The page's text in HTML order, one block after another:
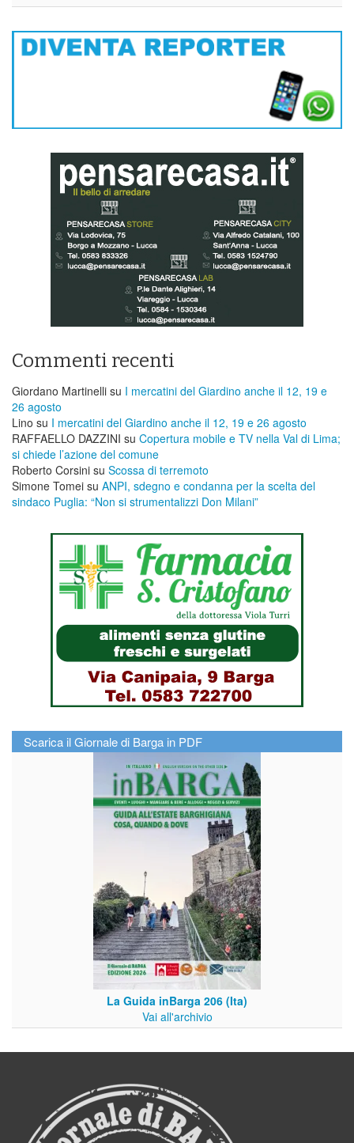
Commenti recenti
Giordano Martinelli su I mercatini del Giardino anche il 12, 19 e
26 agosto
Lino su I mercatini del Giardino anche il 12, 19 e 26 agosto
RAFFAELLO DAZZINI su ​Copertura mobile e TV nella Val di Lima;
si chiede l’azione del comune
Roberto Corsini su Scossa di terremoto
Simone Tomei su ANPI, sdegno e condanna per la scelta del
sindaco Puglia: “Non si strumentalizzi Don Milani”
Scarica il Giornale di Barga in PDF
La Guida inBarga 206 (Ita)
Vai all'archivio